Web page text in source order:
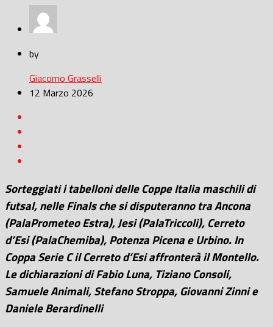
by
Giacomo Grasselli
12 Marzo 2026
Sorteggiati i tabelloni delle Coppe Italia maschili di
futsal, nelle Finals che si disputeranno tra Ancona
(PalaPrometeo Estra), Jesi (PalaTriccoli), Cerreto
d’Esi (PalaChemiba), Potenza Picena e Urbino. In
Coppa Serie C il Cerreto d’Esi affronterà il Montello.
Le dichiarazioni di Fabio Luna, Tiziano Consoli,
Samuele Animali, Stefano Stroppa, Giovanni Zinni e
Daniele Berardinelli